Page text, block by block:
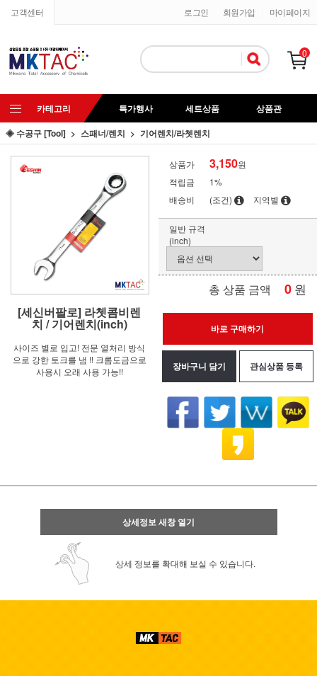
고객센터 마이페이지
회원가입
로그인
0
카테고리 특가행사 세트상품
상품관
◈ 수공구 [Tool]
스패너/렌치 기어렌치/라쳇렌치
[세신버팔로] 라쳇콤비렌
치 / 기어렌치(inch)
사이즈 별로 입고! 전문 열처리 방식
으로 강한 토크를 냄 !! 크롬도금으로
사용시 오래 사용 가능!!
상품가 3,150원
적립금
1%
배송비
(조건) 지역별
일반 규격
(inch)
총 상품 금액 0 원
바로 구매하기
장바구니 담기 관심상품 등록
상세정보 새창 열기
상세 정보를 확대해 보실 수 있습니다.